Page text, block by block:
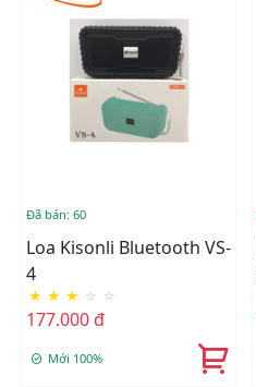
Đã bán: 60
Loa Kisonli Bluetooth VS-
4
★ ★ ★ ☆ ☆
177.000 đ
Mới 100%